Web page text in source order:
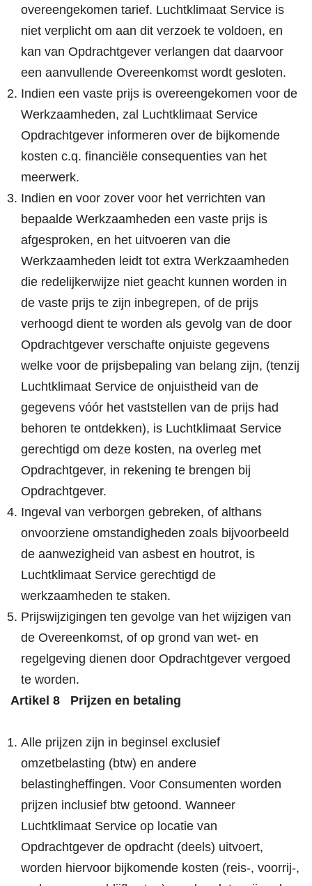
overeengekomen tarief. Luchtklimaat Service is
niet verplicht om aan dit verzoek te voldoen, en
kan van Opdrachtgever verlangen dat daarvoor
een aanvullende Overeenkomst wordt gesloten.
Indien een vaste prijs is overeengekomen voor de
Werkzaamheden, zal Luchtklimaat Service
Opdrachtgever informeren over de bijkomende
kosten c.q. financiële consequenties van het
meerwerk.
Indien en voor zover voor het verrichten van
bepaalde Werkzaamheden een vaste prijs is
afgesproken, en het uitvoeren van die
Werkzaamheden leidt tot extra Werkzaamheden
die redelijkerwijze niet geacht kunnen worden in
de vaste prijs te zijn inbegrepen, of de prijs
verhoogd dient te worden als gevolg van de door
Opdrachtgever verschafte onjuiste gegevens
welke voor de prijsbepaling van belang zijn, (tenzij
Luchtklimaat Service de onjuistheid van de
gegevens vóór het vaststellen van de prijs had
behoren te ontdekken), is Luchtklimaat Service
gerechtigd om deze kosten, na overleg met
Opdrachtgever, in rekening te brengen bij
Opdrachtgever.
Ingeval van verborgen gebreken, of althans
onvoorziene omstandigheden zoals bijvoorbeeld
de aanwezigheid van asbest en houtrot, is
Luchtklimaat Service gerechtigd de
werkzaamheden te staken.
Prijswijzigingen ten gevolge van het wijzigen van
de Overeenkomst, of op grond van wet- en
regelgeving dienen door Opdrachtgever vergoed
te worden.
Artikel 8 Prijzen en betaling
Alle prijzen zijn in beginsel exclusief
omzetbelasting (btw) en andere
belastingheffingen. Voor Consumenten worden
prijzen inclusief btw getoond. Wanneer
Luchtklimaat Service op locatie van
Opdrachtgever de opdracht (deels) uitvoert,
worden hiervoor bijkomende kosten (reis-, voorrij-,